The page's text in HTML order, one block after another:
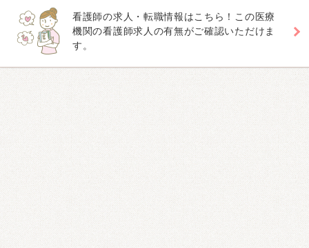
看護師の求人・転職情報はこちら！この医療
機関の看護師求人の有無がご確認いただけま
す。